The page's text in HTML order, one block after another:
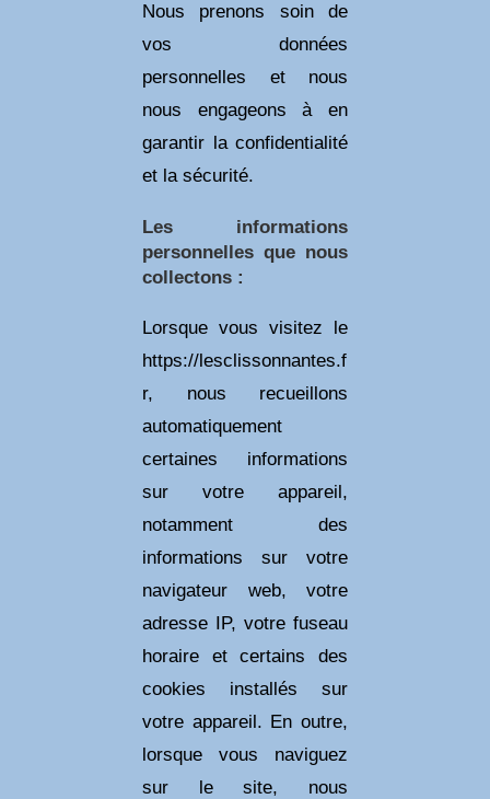
Nous prenons soin de
vos données
personnelles et nous
nous engageons à en
garantir la confidentialité
et la sécurité.
Les informations
personnelles que nous
collectons :
Lorsque vous visitez le
https://lesclissonnantes.f
r, nous recueillons
automatiquement
certaines informations
sur votre appareil,
notamment des
informations sur votre
navigateur web, votre
adresse IP, votre fuseau
horaire et certains des
cookies installés sur
votre appareil. En outre,
lorsque vous naviguez
sur le site, nous